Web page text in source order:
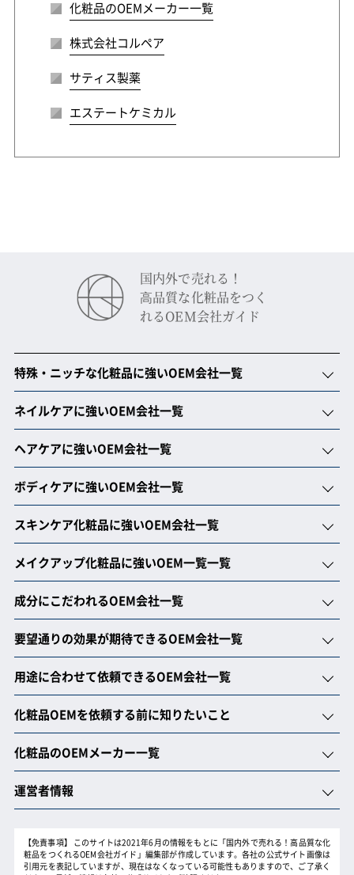
化粧品のOEMメーカー一覧
株式会社コルペア
サティス製薬
エステートケミカル
国内外で売れる！
⾼品質な化粧品をつく
れるOEM会社ガイド
特殊・ニッチな化粧品に強いOEM会社一覧
ネイルケアに強いOEM会社一覧
ヘアケアに強いOEM会社一覧
ボディケアに強いOEM会社一覧
スキンケア化粧品に強いOEM会社一覧
メイクアップ化粧品に強いOEM一覧一覧
成分にこだわれるOEM会社一覧
要望通りの効果が期待できるOEM会社一覧
用途に合わせて依頼できるOEM会社一覧
化粧品OEMを依頼する前に知りたいこと
化粧品のOEMメーカー一覧
運営者情報
【免責事項】 このサイトは2021年6月の情報をもとに「国内外で売れる！高品質な化
粧品をつくれるOEM会社ガイド」編集部が作成しています。各社の公式サイト画像は
引用元を表記していますが、現在はなくなっている可能性もありますので、ご了承く